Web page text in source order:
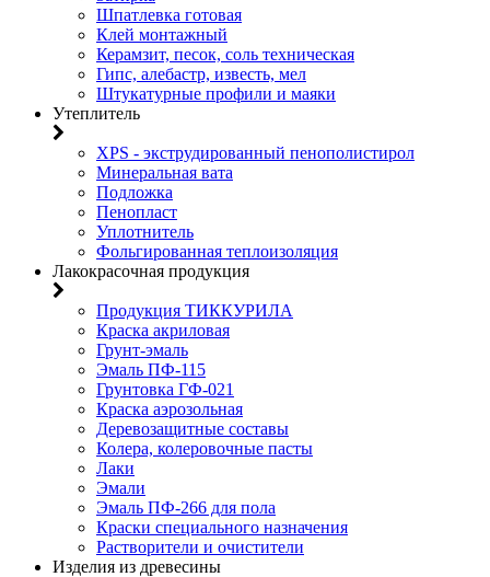
Шпатлевка готовая
Клей монтажный
Керамзит, песок, соль техническая
Гипс, алебастр, известь, мел
Штукатурные профили и маяки
Утеплитель
XPS - экструдированный пенополистирол
Минеральная вата
Подложка
Пенопласт
Уплотнитель
Фольгированная теплоизоляция
Лакокрасочная продукция
Продукция ТИККУРИЛА
Краска акриловая
Грунт-эмаль
Эмаль ПФ-115
Грунтовка ГФ-021
Краска аэрозольная
Деревозащитные составы
Колера, колеровочные пасты
Лаки
Эмали
Эмаль ПФ-266 для пола
Краски специального назначения
Растворители и очистители
Изделия из древесины